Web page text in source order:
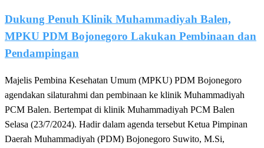
Dukung Penuh Klinik Muhammadiyah Balen,
MPKU PDM Bojonegoro Lakukan Pembinaan dan
Pendampingan
Majelis Pembina Kesehatan Umum (MPKU) PDM Bojonegoro
agendakan silaturahmi dan pembinaan ke klinik Muhammadiyah
PCM Balen. Bertempat di klinik Muhammadiyah PCM Balen
Selasa (23/7/2024). Hadir dalam agenda tersebut Ketua Pimpinan
Daerah Muhammadiyah (PDM) Bojonegoro Suwito, M.Si,